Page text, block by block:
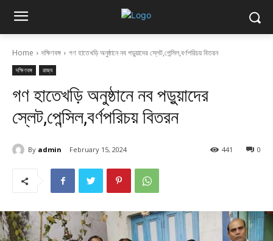
Home দক্ষিণবঙ্গ গণ হাতেখড়ি অনুষ্ঠানে নব পড়ুয়াদের স্লেট,পেন্সিল,বর্ণপরিচয় বিতরন
দক্ষিণবঙ্গ রাজ্য
গণ হাতেখড়ি অনুষ্ঠানে নব পড়ুয়াদের
স্লেট,পেন্সিল,বর্ণপরিচয় বিতরন
By admin February 15, 2024 0
441